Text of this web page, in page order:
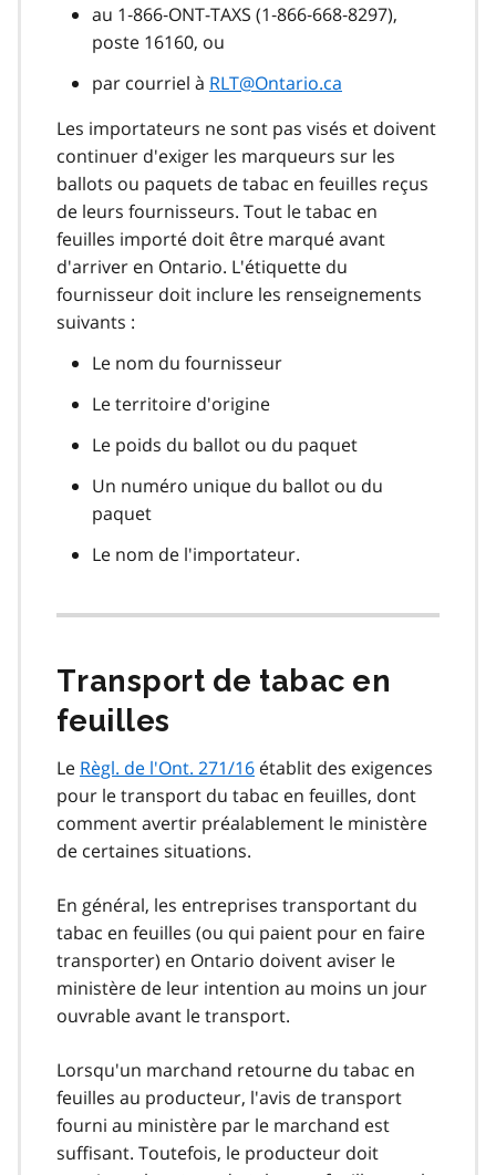
au 1‑866‑ONT-TAXS (1‑866‑668‑8297),
poste 16160, ou
par courriel à RLT@Ontario.ca
Les importateurs ne sont pas visés et doivent
continuer d'exiger les marqueurs sur les
ballots ou paquets de tabac en feuilles reçus
de leurs fournisseurs. Tout le tabac en
feuilles importé doit être marqué avant
d'arriver en Ontario. L'étiquette du
fournisseur doit inclure les renseignements
suivants :
Le nom du fournisseur
Le territoire d'origine
Le poids du ballot ou du paquet
Un numéro unique du ballot ou du
paquet
Le nom de l'importateur.
Transport de tabac en
feuilles
Le Règl. de l'Ont. 271/16 établit des exigences
pour le transport du tabac en feuilles, dont
comment avertir préalablement le ministère
de certaines situations.
En général, les entreprises transportant du
tabac en feuilles (ou qui paient pour en faire
transporter) en Ontario doivent aviser le
ministère de leur intention au moins un jour
ouvrable avant le transport.
Lorsqu'un marchand retourne du tabac en
feuilles au producteur, l'avis de transport
fourni au ministère par le marchand est
suffisant. Toutefois, le producteur doit